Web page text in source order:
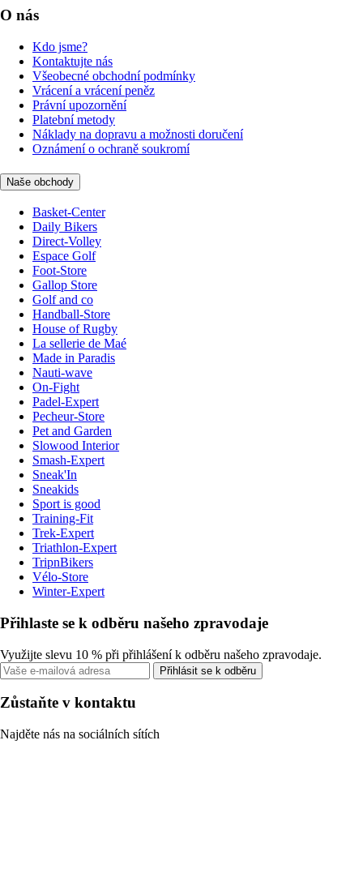
O nás
Kdo jsme?
Kontaktujte nás
Všeobecné obchodní podmínky
Vrácení a vrácení peněz
Právní upozornění
Platební metody
Náklady na dopravu a možnosti doručení
Oznámení o ochraně soukromí
Naše obchody
Basket-Center
Daily Bikers
Direct-Volley
Espace Golf
Foot-Store
Gallop Store
Golf and co
Handball-Store
House of Rugby
La sellerie de Maé
Made in Paradis
Nauti-wave
On-Fight
Padel-Expert
Pecheur-Store
Pet and Garden
Slowood Interior
Smash-Expert
Sneak'In
Sneakids
Sport is good
Training-Fit
Trek-Expert
Triathlon-Expert
TripnBikers
Vélo-Store
Winter-Expert
Přihlaste se k odběru našeho zpravodaje
Využijte slevu 10 % při přihlášení k odběru našeho zpravodaje.
Přihlásit se k odběru
Zůstaňte v kontaktu
Najděte nás na sociálních sítích